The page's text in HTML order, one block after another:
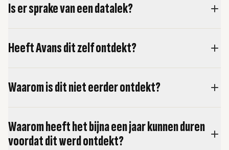
Is er sprake van een datalek?
Heeft Avans dit zelf ontdekt?
Waarom is dit niet eerder ontdekt?
Waarom heeft het bijna een jaar kunnen duren
voordat dit werd ontdekt?